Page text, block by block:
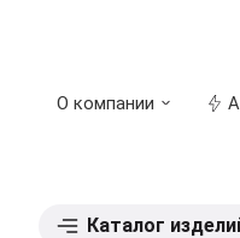
О компании
Каталог